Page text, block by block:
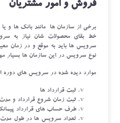
فروش و امور مشتریان
برخی از سازمان ها مانند بانک ها و
خط بقای محصولات شان نیاز به
سرویس ها باید به موقع و در زمان
نوع سرویس در این سازمان ها بسیار
موارد دیده شده در سرویس های دوره
ثبت قرارداد ها
ثبت زمان شروع قرارداد و مدت
طرف حساب های قرارداد
تعداد سرویس ها در طول مدت